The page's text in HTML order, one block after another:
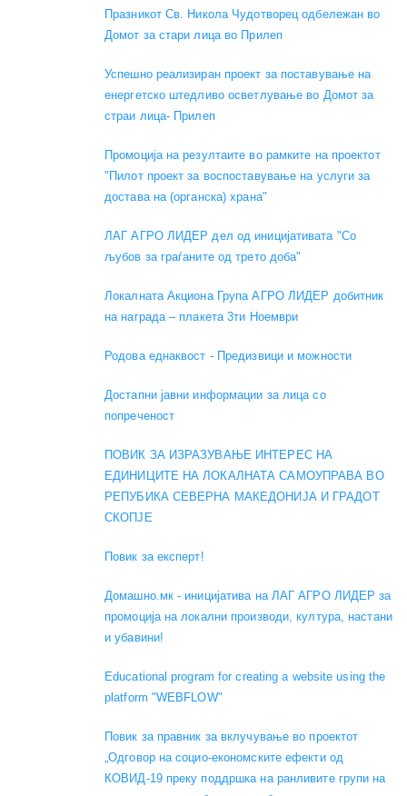
Празникот Св. Никола Чудотворец одбележан во
Домот за стари лица во Прилеп
Успешно реализиран проект за поставување на
енергетско штедливо осветлување во Домот за
страи лица- Прилеп
Промоција на резултаите во рамките на проектот
"Пилот проект за воспоставување на услуги за
достава на (органска) храна"
ЛАГ АГРО ЛИДЕР дел од иницијативата "Со
љубов за граѓаните од трето доба"
Локалната Акциона Група АГРО ЛИДЕР добитник
на награда – плакета 3ти Ноември
Родова еднаквост - Предизвици и можности
Достапни јавни информации за лица со
попреченост
ПОВИК ЗА ИЗРАЗУВАЊЕ ИНТЕРЕС НА
ЕДИНИЦИТЕ НА ЛОКАЛНАТА САМОУПРАВА ВО
РЕПУБИКА СЕВЕРНА МАКЕДОНИЈА И ГРАДОТ
СКОПЈЕ
Повик за експерт!
Домашно.мк - иницијатива на ЛАГ АГРО ЛИДЕР за
промоција на локални производи, култура, настани
и убавини!
Educational program for creating a website using the
platform "WEBFLOW"
Повик за правник за вклучување во проектот
„Одговор на социо-економските ефекти од
КОВИД-19 преку поддршка на ранливите групи на